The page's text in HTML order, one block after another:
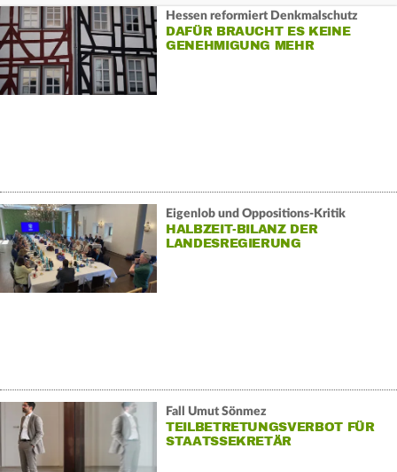
Hessen reformiert Denkmalschutz
DAFÜR BRAUCHT ES KEINE
GENEHMIGUNG MEHR
Eigenlob und Oppositions-Kritik
HALBZEIT-BILANZ DER
LANDESREGIERUNG
Fall Umut Sönmez
TEILBETRETUNGSVERBOT FÜR
STAATSSEKRETÄR